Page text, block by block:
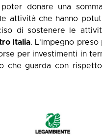
donare una
attività che hanno
di sostenere le
Italia. L'impegno preso
per investimenti in
che guarda con